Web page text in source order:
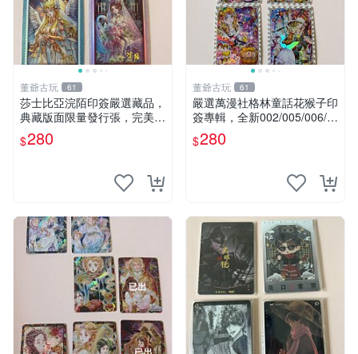
董爺古玩 61
莎士比亞浣陌印簽嚴選藏品，
典藏版面限量發行張，完美狀
態適合收藏 莎士比亞、浣
陌、印簽
$280
董爺古玩 61
嚴選萬漫社格林童話花猴子印
簽專輯，全新002/005/006/0
07/009張收藏品，限量販
賣。 花猴子 印簽 收藏
$280